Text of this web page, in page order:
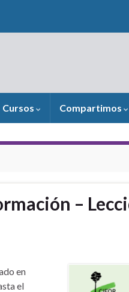
Cursos Compartimos
–
en
el